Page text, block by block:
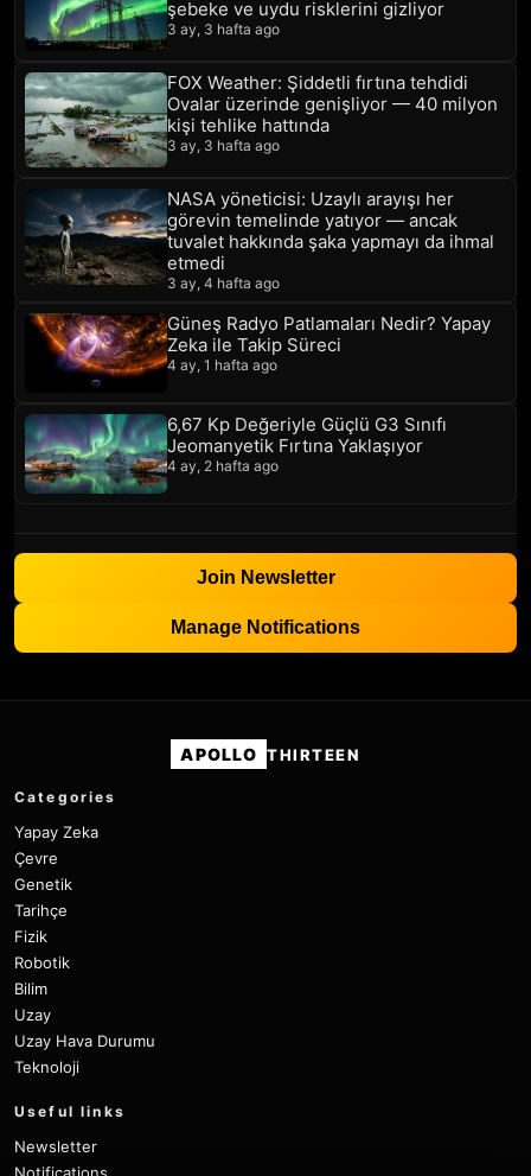
şebeke ve uydu risklerini gizliyor
3 ay, 3 hafta ago
FOX Weather: Şiddetli fırtına tehdidi
Ovalar üzerinde genişliyor — 40 milyon
kişi tehlike hattında
3 ay, 3 hafta ago
NASA yöneticisi: Uzaylı arayışı her
görevin temelinde yatıyor — ancak
tuvalet hakkında şaka yapmayı da ihmal
etmedi
3 ay, 4 hafta ago
Güneş Radyo Patlamaları Nedir? Yapay
Zeka ile Takip Süreci
4 ay, 1 hafta ago
6,67 Kp Değeriyle Güçlü G3 Sınıfı
Jeomanyetik Fırtına Yaklaşıyor
4 ay, 2 hafta ago
Join Newsletter
Manage Notifications
APOLLO THIRTEEN
Categories
Yapay Zeka
Çevre
Genetik
Tarihçe
Fizik
Robotik
Bilim
Uzay
Uzay Hava Durumu
Teknoloji
Useful links
Newsletter